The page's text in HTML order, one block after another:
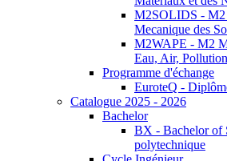
M2SOLIDS - M2
Mecanique des
M2WAPE - M2
Eau, Air,
Programme d'échange
EuroteQ -
Catalogue 2025 - 2026
Bachelor
BX - Bachelor of
polytechnique